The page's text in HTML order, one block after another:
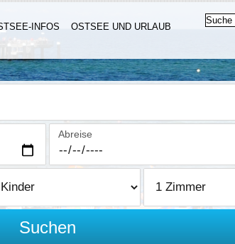
INFOS
OSTSEE UND URLAUB
Abreise
Suchen